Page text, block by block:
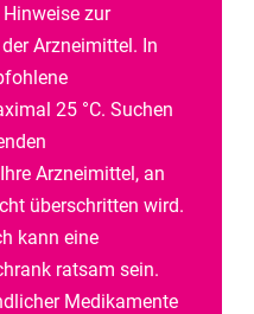
zur
Arzneimittel. In
25 °C. Suchen
Arzneimittel, an
überschritten wird.
kann eine
ratsam sein.
Medikamente